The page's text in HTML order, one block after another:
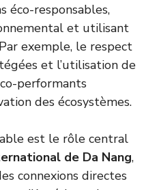
éco-responsables,
et utilisant
exemple, le respect
et l’utilisation de
performants
des écosystèmes.
est le rôle central
de Da Nang,
connexions directes